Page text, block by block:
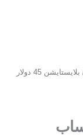
/ بلايستايشن 45 دولار
للحساب